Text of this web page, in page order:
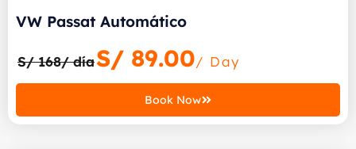
VW Passat Automático
S/ 168/ díaS/ 89.00/ Day
Book Now